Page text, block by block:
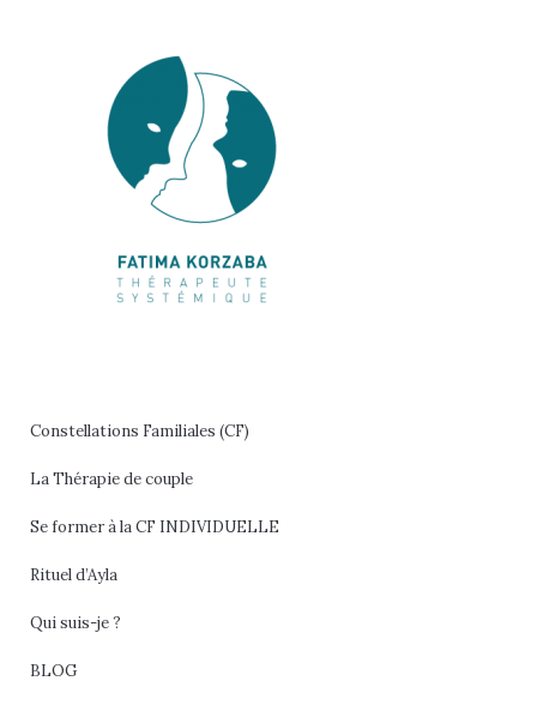
Constellations Familiales (CF)
La Thérapie de couple
Se former à la CF INDIVIDUELLE
Rituel d’Ayla
Qui suis-je ?
BLOG